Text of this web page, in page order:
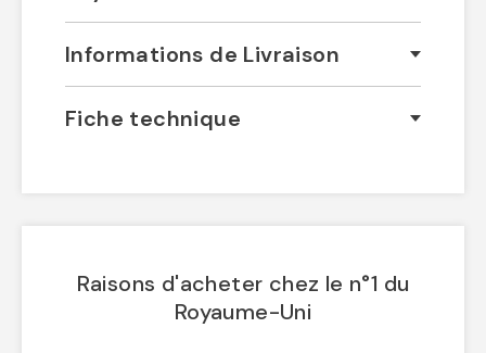
Informations de Livraison
Fiche technique
Raisons d'acheter chez le n°1 du
Royaume-Uni